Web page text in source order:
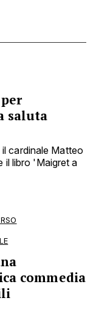
saluta
cardinale Matteo
il libro 'Maigret a
commedia